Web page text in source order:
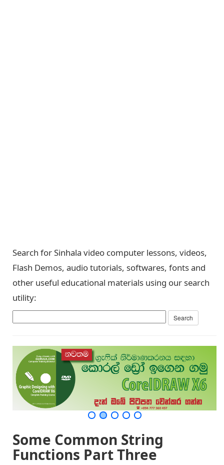
Search for Sinhala video computer lessons, videos,
Flash Demos, audio tutorials, softwares, fonts and
other useful educational materials using our search
utility:
Some Common String
Functions Part Three